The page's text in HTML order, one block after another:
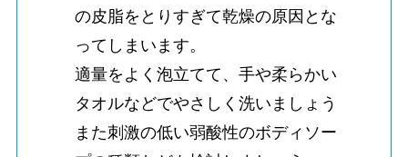
の皮脂をとりすぎて乾燥の原因とな
ってしまいます。
適量をよく泡立てて、手や柔らかい
タオルなどでやさしく洗いましょう
また刺激の低い弱酸性のボディソー